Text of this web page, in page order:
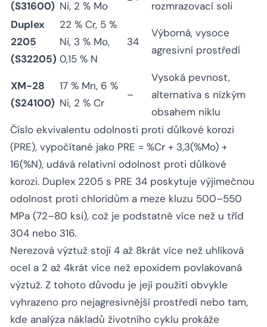
(S31600) Ni, 2 % Mo
rozmrazovací soli
Duplex
2205
(S32205)
22 % Cr, 5 %
Ni, 3 % Mo,
0,15 % N
34
Výborná, vysoce
agresivní prostředí
XM-28
(S24100)
17 % Mn, 6 %
Ni, 2 % Cr
–
Vysoká pevnost,
alternativa s nízkým
obsahem niklu
Číslo ekvivalentu odolnosti proti důlkové korozi
(PRE), vypočítané jako PRE = %Cr + 3,3(%Mo) +
16(%N), udává relativní odolnost proti důlkové
korozi. Duplex 2205 s PRE 34 poskytuje výjimečnou
odolnost proti chloridům a meze kluzu 500–550
MPa (72–80 ksi), což je podstatně více než u tříd
304 nebo 316.
Nerezová výztuž stojí 4 až 8krát více než uhlíková
ocel a 2 až 4krát více než epoxidem povlakovaná
výztuž. Z tohoto důvodu je její použití obvykle
vyhrazeno pro nejagresivnější prostředí nebo tam,
kde analýza nákladů životního cyklu prokáže